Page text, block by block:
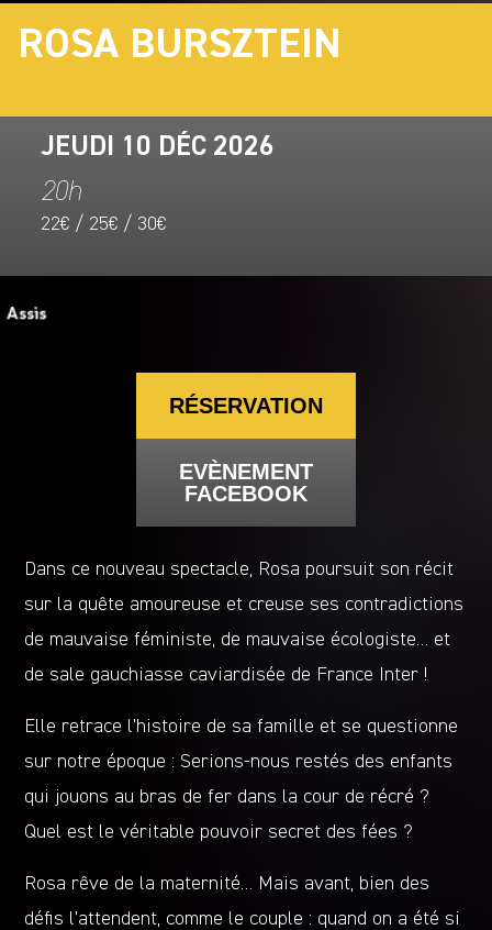
ROSA BURSZTEIN
JEUDI 10 DÉC 2026
20h
22€ / 25€ / 30€
RÉSERVATION
EVÈNEMENT
FACEBOOK
Dans ce nouveau spectacle, Rosa poursuit son récit
sur la quête amoureuse et creuse ses contradictions
de mauvaise féministe, de mauvaise écologiste… et
de sale gauchiasse caviardisée de France Inter !
Elle retrace l’histoire de sa famille et se questionne
sur notre époque : Serions-nous restés des enfants
qui jouons au bras de fer dans la cour de récré ?
Quel est le véritable pouvoir secret des fées ?
Rosa rêve de la maternité… Mais avant, bien des
défis l’attendent, comme le couple : quand on a été si